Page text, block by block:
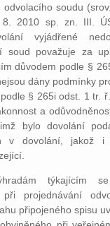
odvolacího soudu
2010 sp. zn. III.
vyjádřené
soud považuje za
důvodem podle §
dány podmínky
§ 265i odst. 1 tr.
a
bylo dovolání
v dovolání, jakož i
týkajícím
projednávání
připojeného spisu